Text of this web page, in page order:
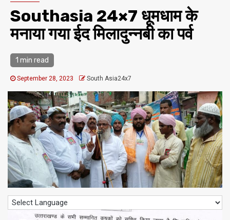
Southasia 24×7 धूमधाम के
मनाया गया ईद मिलादुन्नबी का पर्व
1 min read
September 28, 2023 South Asia24x7